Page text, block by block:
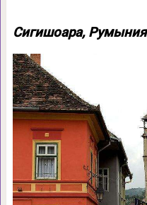
Сигишоара, Румыния